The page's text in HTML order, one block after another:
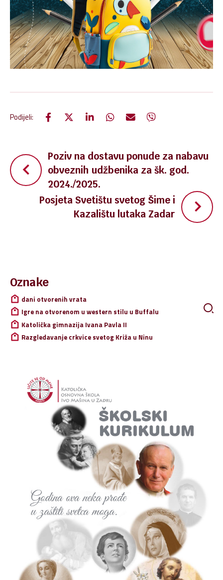
Podijeli:
Navigacija
objava
Poziv na dostavu ponude za nabavu
obveznih udžbenika za šk. god.
2024./2025.
Posjeta Svetištu svetog Šime i
Kazalištu lutaka Zadar
Pretraži:
Oznake
dani otvorenih vrata
Igre na otvorenom u western stilu u Buffalu
Katolička gimnazija Ivana Pavla II
Razgledavanje crkvice svetog Križa u Ninu